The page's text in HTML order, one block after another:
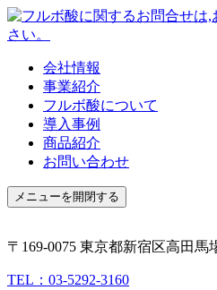
会社情報
事業紹介
フルボ酸について
導入事例
商品紹介
お問い合わせ
メニューを開閉する
〒169-0075 東京都新宿区高田馬
TEL：03-5292-3160